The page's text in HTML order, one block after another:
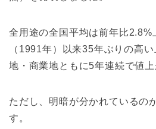
全用途の全国平均は前年比2.8%
（1991年）以来35年ぶりの高
地・商業地ともに5年連続で値上
ただし、明暗が分かれているの
す。